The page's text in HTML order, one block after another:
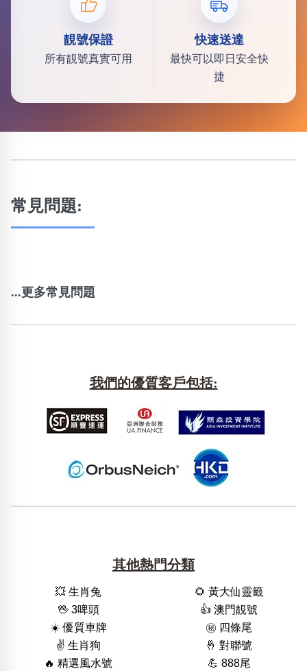
靚號保證
所有靚號真實可用
快速送達
最快可以即日安全快
捷
常見問題:
...更多常見問題
我們的優質客戶包括:
其他熱門分類
💥 生肖兔
🌻 黃大仙靈籤
🖖 3啤頭
👍 澳門靚號
☀️ 優質車牌
㊙️ 四條尾
✌️ 生肖狗
🤞 對聯號
🔥 精選風水號
💪 888尾